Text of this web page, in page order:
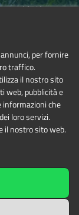
(TO)
delle aree
International
per fornire
traffico.
il nostro sito
web, pubblicità e
informazioni che
loro servizi.
il nostro sito web.